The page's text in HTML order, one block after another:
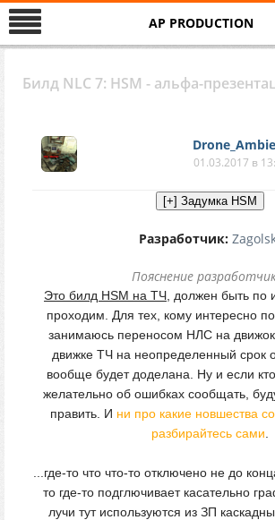
AP PRODUCTION
Билд NLC 7: HSM - альфа-
01.03.2017 в
Разработчик:
Пояснение
Это билд HSM на ТЧ , должен быть по
проходим. Для тех, кому интересно
занимаюсь переносом НЛС на
движке ТЧ на неопределенный срок
вообще будет доделана. Ну и если кто
желательно об ошибках сообщать,
править. И ни про какие новшества
разбирайтесь сами
...где-то что что-то отключено не до
то где-то подглючивает касательно
лучи тут используются из ЗП